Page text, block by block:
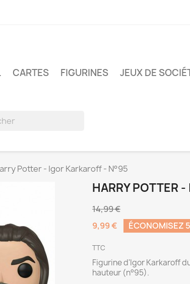
CARTES FIGURINES JEUX DE
Potter - Igor Karkaroff - N°95
HARRY POTTER
14,99 €
9,99 €
ÉCONOMISEZ
TTC
Figurine d'Igor Karkaroff
hauteur (n°95).